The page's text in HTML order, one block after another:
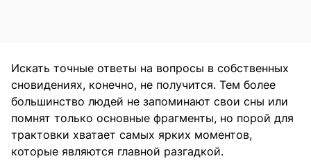
Искать точные ответы на вопросы в собственных
сновидениях, конечно, не получится. Тем более
большинство людей не запоминают свои сны или
помнят только основные фрагменты, но порой для
трактовки хватает самых ярких моментов,
которые являются главной разгадкой.